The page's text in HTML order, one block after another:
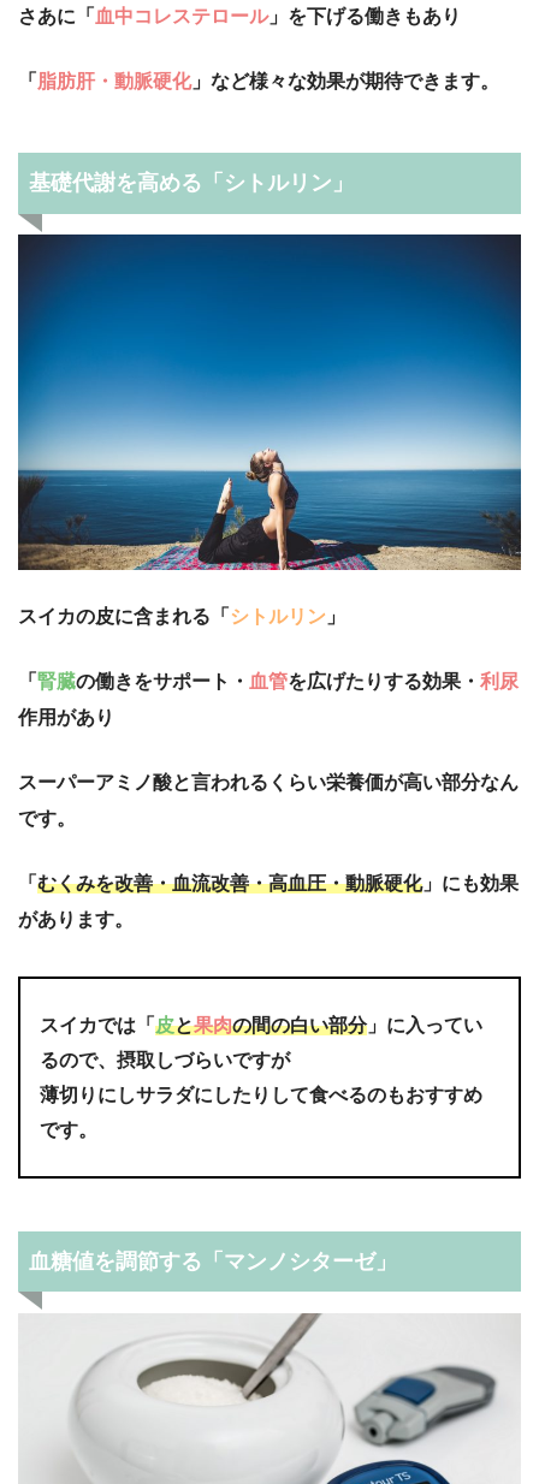
さあに「 血中コレステロール」を下げる働きもあり
「 脂肪肝・動脈硬化」など様々な効果が期待できます。
基礎代謝を高める「シトルリン」
スイカの皮に含まれる「 シトルリン 」
「 腎臓の働きをサポート・ 血管を広げたりする効果・ 利尿
作用があり
スーパーアミノ酸と言われるくらい栄養価が高い部分なん
です。
「 むくみを改善・血流改善・高血圧・動脈硬化」にも効果
があります。
スイカでは「 皮と果肉の間の白い部分」に入ってい
るので、摂取しづらいですが
薄切りにしサラダにしたりして食べるのもおすすめ
です。
血糖値を調節する「マンノシターゼ」